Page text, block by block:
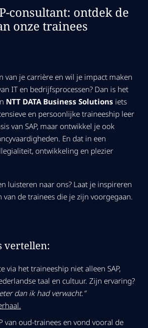
consultant: ontdek de
onze trainees
van je carrière en wil je impact maken
IT en bedrijfsprocessen? Dan is het
NTT DATA Business Solutions iets
en persoonlijke traineeship leer
van SAP, maar ontwikkel je ook
En dat in een
ontwikkeling en plezier
luisteren naar ons? Laat je inspireren
van de trainees die je zijn voorgegaan.
vertellen:
via het traineeship niet alleen SAP,
taal en cultuur. Zijn ervaring?
dan ik had verwacht.”
van oud-trainees en vond vooral de